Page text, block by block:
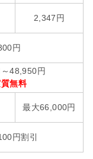
2,347円
円
48,950円
無料
最大66,000円
円割引